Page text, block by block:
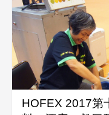
HOFEX 2017第